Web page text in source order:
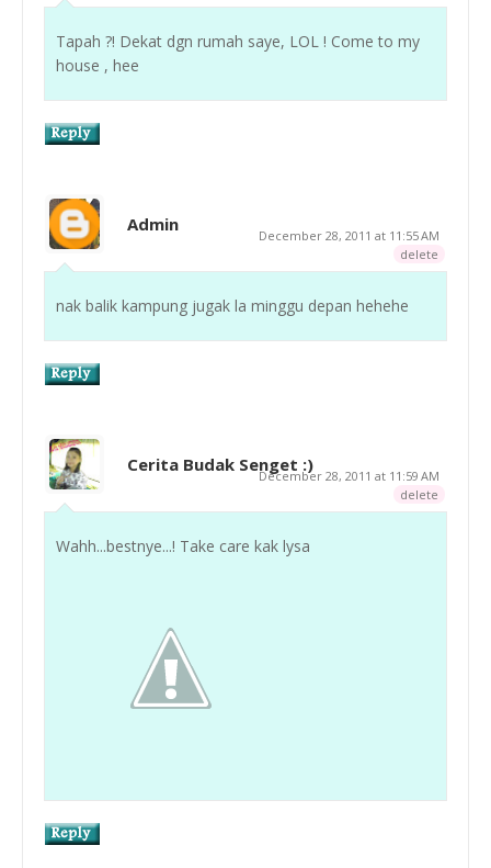
Tapah ?! Dekat dgn rumah saye, LOL ! Come to my
house , hee
Admin
December 28, 2011 at 11:55 AM
delete
nak balik kampung jugak la minggu depan hehehe
Cerita Budak Senget :)
December 28, 2011 at 11:59 AM
delete
Wahh...bestnye...! Take care kak lysa